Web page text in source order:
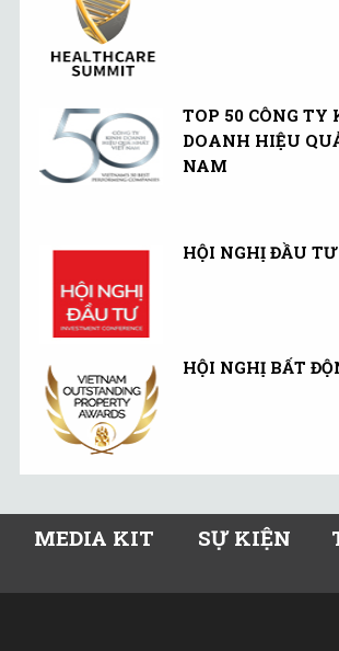
TOP 50 CÔNG TY
DOANH HIỆU
NAM
HỘI NGHỊ ĐẦU TƯ
HỘI NGHỊ BẤT
MEDIA KIT SỰ KIỆN